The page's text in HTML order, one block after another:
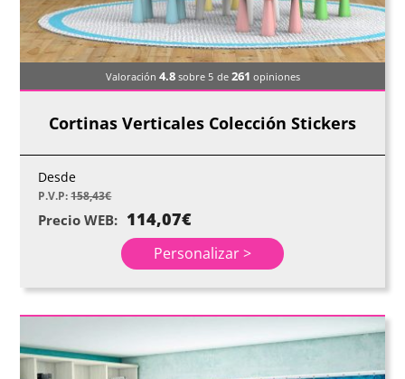
Valoración 4.8sobre 5 de 261 opiniones
Cortinas Verticales Colección Stickers
Desde
P.V.P:158,43€
Precio WEB: 114,07€
Personalizar >